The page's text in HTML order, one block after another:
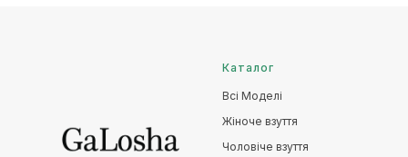
Каталог
Всі Моделі
Жіноче взуття
Чоловіче взуття